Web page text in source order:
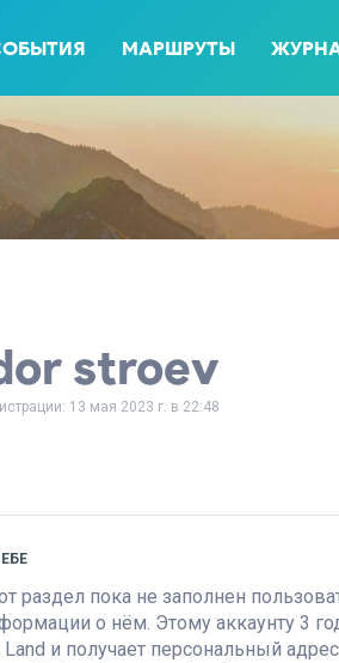
МАРШРУТЫ
stroev
13 мая 2023 г. в 22:48
раздел пока не заполнен
о нём. Этому аккаунту 3
Land и получает персональный